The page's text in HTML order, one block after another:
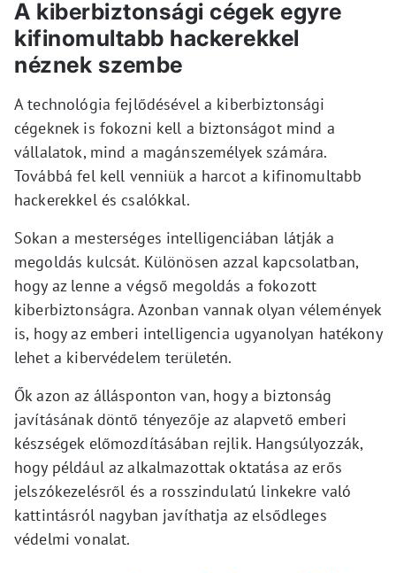
A kiberbiztonsági cégek egyre
kifinomultabb hackerekkel
néznek szembe
A technológia fejlődésével a kiberbiztonsági
cégeknek is fokozni kell a biztonságot mind a
vállalatok, mind a magánszemélyek számára.
Továbbá fel kell venniük a harcot a kifinomultabb
hackerekkel és csalókkal.
Sokan a mesterséges intelligenciában látják a
megoldás kulcsát. Különösen azzal kapcsolatban,
hogy az lenne a végső megoldás a fokozott
kiberbiztonságra. Azonban vannak olyan vélemények
is, hogy az emberi intelligencia ugyanolyan hatékony
lehet a kibervédelem területén.
Ők azon az állásponton van, hogy a biztonság
javításának döntő tényezője az alapvető emberi
készségek előmozdításában rejlik. Hangsúlyozzák,
hogy például az alkalmazottak oktatása az erős
jelszókezelésről és a rosszindulatú linkekre való
kattintásról nagyban javíthatja az elsődleges
védelmi vonalat.